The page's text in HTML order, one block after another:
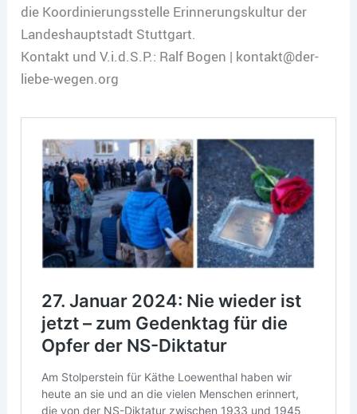
die Koordinierungsstelle Erinnerungskultur der
Landeshauptstadt Stuttgart.
Kontakt und V.i.d.S.P.: Ralf Bogen | kontakt@der-
liebe-wegen.org